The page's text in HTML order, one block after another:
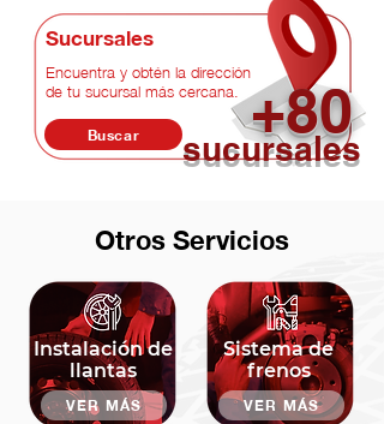
Encuentra y obtén la dirección
de tu sucursal más cercana.
sucursales
Sucursales
Buscar +80
Otros Servicios
VER MÁS
Instalación de
llantas
Sistema de
frenos
VER MÁS